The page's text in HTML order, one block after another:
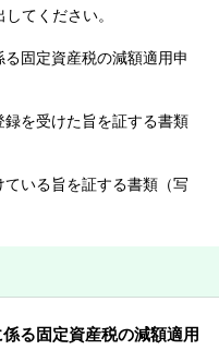
てください。
固定資産税の減額適用申
を受けた旨を証する書類
いる旨を証する書類（写
る固定資産税の減額適用